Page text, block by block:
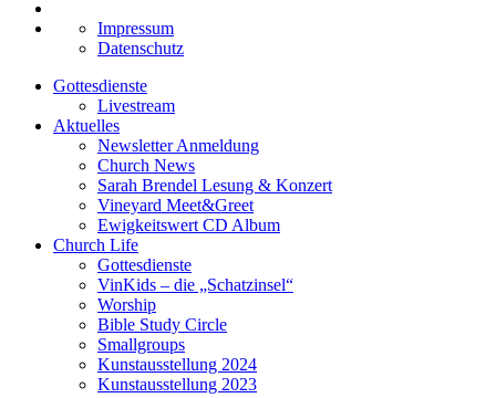
Impressum
Datenschutz
Gottesdienste
Livestream
Aktuelles
Newsletter Anmeldung
Church News
Sarah Brendel Lesung & Konzert
Vineyard Meet&Greet
Ewigkeitswert CD Album
Church Life
Gottesdienste
VinKids – die „Schatzinsel“
Worship
Bible Study Circle
Smallgroups
Kunstausstellung 2024
Kunstausstellung 2023